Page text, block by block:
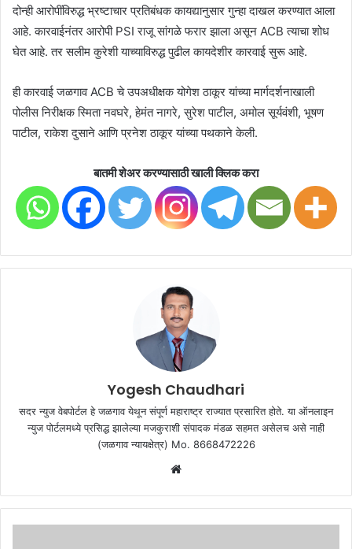
दोन्ही आरोपींविरुद्ध भ्रष्टाचार प्रतिबंधक कायद्यानुसार गुन्हा दाखल करण्यात आला
आहे. कारवाईनंतर आरोपी PSI राजू सांगळे फरार झाला असून ACB त्याचा शोध
घेत आहे. तर सलीम कुरेशी याच्याविरुद्ध पुढील कायदेशीर कारवाई सुरू आहे.
ही कारवाई जळगाव ACB चे उपअधीक्षक योगेश ठाकूर यांच्या मार्गदर्शनाखाली
पोलीस निरीक्षक स्मिता नवघरे, हेमंत नागरे, सुरेश पाटील, अमोल सूर्यवंशी, भूषण
पाटील, राकेश दुसाने आणि प्रनेश ठाकूर यांच्या पथकाने केली.
बातमी शेअर करण्यासाठी खाली क्लिक करा
Yogesh Chaudhari
सदर न्युज वेबपोर्टल हे जळगाव येथून संपूर्ण महाराष्ट्र राज्यात प्रसारित होते. या ऑनलाइन
न्युज पोर्टलमध्ये प्रसिद्ध झालेल्या मजकुराशी संपादक मंडळ सहमत असेलच असे नाही
(जळगाव न्यायक्षेत्र) Mo. 8668472226
Website